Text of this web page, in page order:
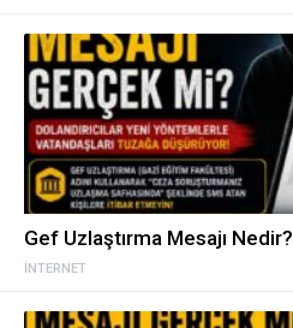
İNTERNET
Gef Uzlaştırma Mesajı Nedir?